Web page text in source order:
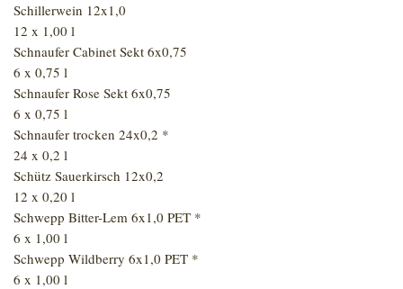
Schillerwein 12x1,0
12 x 1,00 l
Schnaufer Cabinet Sekt 6x0,75
6 x 0,75 l
Schnaufer Rose Sekt 6x0,75
6 x 0,75 l
Schnaufer trocken 24x0,2 *
24 x 0,2 l
Schütz Sauerkirsch 12x0,2
12 x 0,20 l
Schwepp Bitter-Lem 6x1,0 PET *
6 x 1,00 l
Schwepp Wildberry 6x1,0 PET *
6 x 1,00 l